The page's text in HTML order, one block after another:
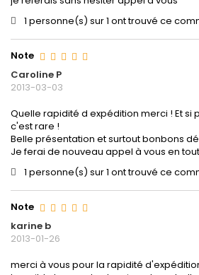
1 personne(s) sur 1 ont trouvé ce
Note
Caroline P
2013-03-03
Quelle rapidité d expédition merci ! Et si
c'est rare !
Belle présentation et surtout bonbons
Je ferai de nouveau appel à vous en
1 personne(s) sur 1 ont trouvé ce
Note
karine b
2013-01-26
merci à vous pour la rapidité